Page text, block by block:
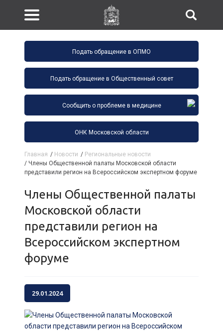
Подать обращение в ОПМО
Подать обращение в Общественный совет
Сообщить о проблеме в медицине
ОНК Московской области
Главная / Новости / Региональные новости
/ Члены Общественной палаты Московской области
представили регион на Всероссийском экспертном форуме
Члены Общественной палаты
Московской области
представили регион на
Всероссийском экспертном
форуме
29.01.2024